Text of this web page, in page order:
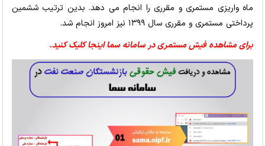
ماه واریزی مستمری و مقرری را انجام می دهد. بدین ترتیب ششمین
پرداختی مستمری و مقرری سال ۱۳۹۹ نیز امروز انجام شد.
برای مشاهده فیش مستمری در سامانه سما اینجا کلیک کنید.